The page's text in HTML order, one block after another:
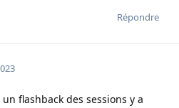
Répondre
un flashback des sessions y a